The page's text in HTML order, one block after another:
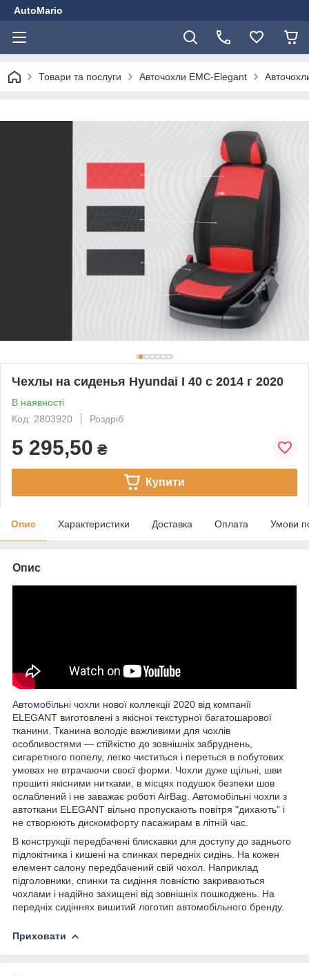
AutoMario
Товари та послуги Авточохли EMC-Elegant
Чехлы на сиденья Hyundai I 40 c 2014 г 2020
В наявності
Код: 2803920
Роздріб
5 295,50 ₴
Купити
Опис Характеристики Доставка Оплата Умови
Опис
Автомобільні чохли нової коллекції 2020 від компанії
ELEGANT виготовлені з якісної текстурної багатошарової
тканини. Тканина володіє важливими для чохлів
особливостями — стійкістю до зовнішніх забруднень,
сигаретного попелу, легко чиститься і переться в побутових
умовах не втрачаючи своєї форми. Чохли дуже щільні, шви
прошиті якісними нитками, в місцях подушок безпеки шов
ослаблений і не заважає роботі AirBag. Автомобільні чохли з
автоткани ELEGANT вільно пропускають повітря "дихають" і
не створюють дискомфорту пасажирам в літній час.
В конструкції передбачені блискавки для доступу до заднього
підлокітника і кишені на спинках передніх сидінь. На кожен
елемент салону передбачений свій чохол. Наприклад
підголовники, спинки та сидіння повністю закриваються
чохлами і надійно захищені від зовнішніх пошкоджень. На
передніх сидіннях вишитий логотип автомобільного бренду.
Приховати